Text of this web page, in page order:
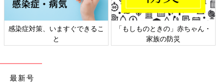
日本外来小児科学会リーフレッ
ト検討会
六星占術 細木かおりさんの人生
相談
最新号